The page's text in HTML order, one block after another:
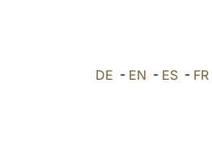
DE - EN - ES - FR